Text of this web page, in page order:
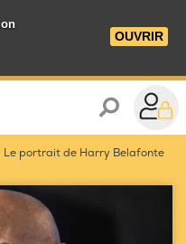
OUVRIR
Le portrait de Harry Belafonte